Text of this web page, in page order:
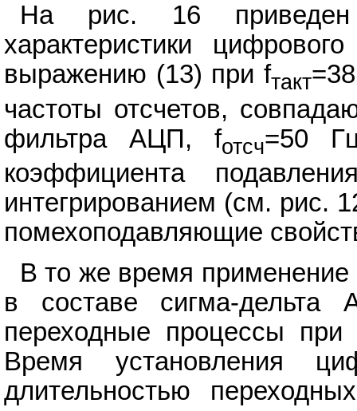
На рис. 16 приведен
характеристики
выражению (13) при fтакт
частоты отсчетов,
фильтра АЦП, fотсч=50
коэффициента
интегрированием (см. рис.
помехоподавляющие
В то же время применение
в составе сигма-дельта
переходные процессы при
Время установления
длительностью